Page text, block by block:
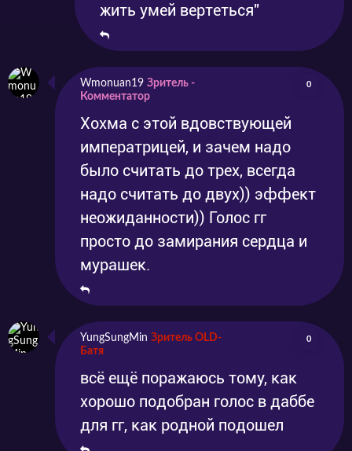
жить умей вертеться"
Wmonuan19 Зритель -
Комментатор
0
Хохма с этой вдовствующей
императрицей, и зачем надо
было считать до трех, всегда
надо считать до двух)) эффект
неожиданности)) Голос гг
просто до замирания сердца и
мурашек.
YungSungMin Зритель OLD-
Батя
0
всё ещё поражаюсь тому, как
хорошо подобран голос в даббе
для гг, как родной подошел